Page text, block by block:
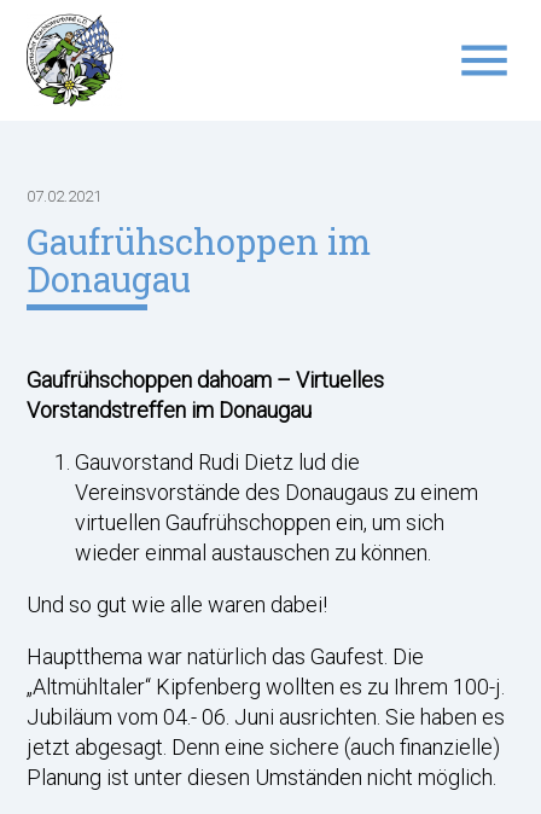
menu
07.02.2021
Gaufrühschoppen im
Donaugau
Gaufrühschoppen dahoam – Virtuelles
Vorstandstreffen im Donaugau
Gauvorstand Rudi Dietz lud die
Vereinsvorstände des Donaugaus zu einem
virtuellen Gaufrühschoppen ein, um sich
wieder einmal austauschen zu können.
Und so gut wie alle waren dabei!
Hauptthema war natürlich das Gaufest. Die
„Altmühltaler“ Kipfenberg wollten es zu Ihrem 100-j.
Jubiläum vom 04.- 06. Juni ausrichten. Sie haben es
jetzt abgesagt. Denn eine sichere (auch finanzielle)
Planung ist unter diesen Umständen nicht möglich.